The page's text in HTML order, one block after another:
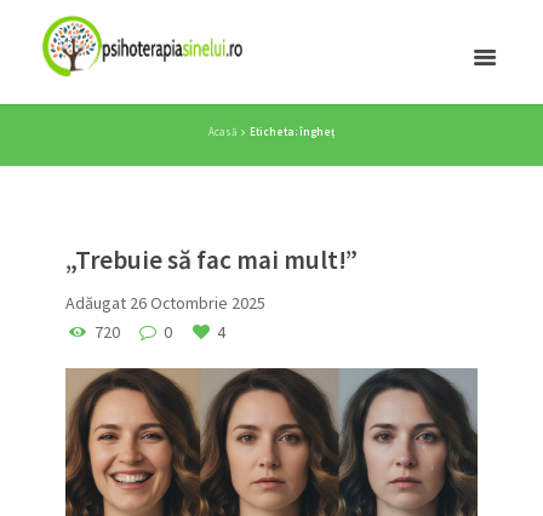
Acasă Eticheta: îngheț
„Trebuie să fac mai mult!”
Adăugat 26 Octombrie 2025
720
0 4